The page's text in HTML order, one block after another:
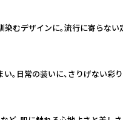
むデザインに。流行に寄らない
。日常の装いに、さりげない彩